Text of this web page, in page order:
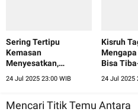
Sering Tertipu
Kemasan
Menyesatkan,
Konsumen Diingatkan
24 Jul 2025 23:00 WIB
Kisruh
Bisa
24 Jul 2025
Mencari Titik Temu Antara